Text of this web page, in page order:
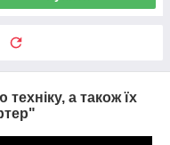
а також їх